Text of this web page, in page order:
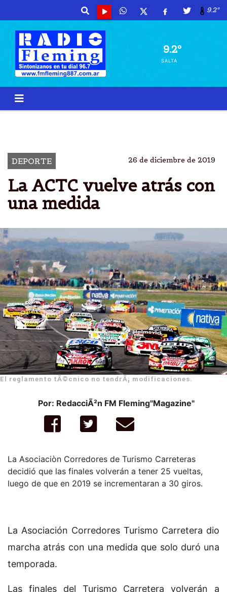
9.2º
9.2º
SALTA
DEPORTE 26 de diciembre de 2019
La ACTC vuelve atrás con
una medida
El reglamento tÃ©cnico no tendrÃ¡ modificaciones.
Por: RedacciÃ²n FM Fleming"Magazine"
La Asociaciòn Corredores de Turismo Carreteras
decidió que las finales volverán a tener 25 vueltas,
luego de que en 2019 se incrementaran a 30 giros.
La Asociación Corredores Turismo Carretera dio
marcha atrás con una medida que solo duró una
temporada.
Las finales del Turismo Carretera volverán a